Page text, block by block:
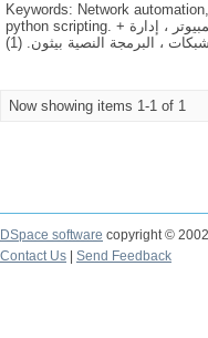
Keywords: Network
python scripting. + الكلمات المفتاحية: أتمتة الشبكات ، الشبكات المعرفة بالبرمجيات ، عمليات شبكة الكمبيوتر ، إدارة
، البرمجة النصية بيثون. (1)
Now showing items 1-1 of 1
DSpace software copyright ©
Contact Us
Send Feedback